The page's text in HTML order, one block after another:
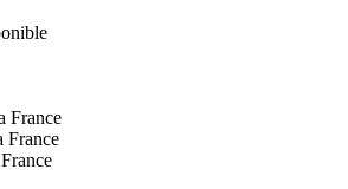
France
France